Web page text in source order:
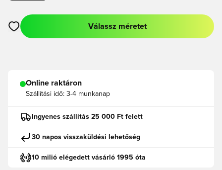
Megnyit egy modált a bejelentkezéshez vagy a tagként való
Válassz méretet
Online raktáron
Szállítási idő: 3-4 munkanap
Ingyenes szállítás 25 000 Ft felett
30 napos visszaküldési lehetőség
10 milió elégedett vásárló 1995 óta